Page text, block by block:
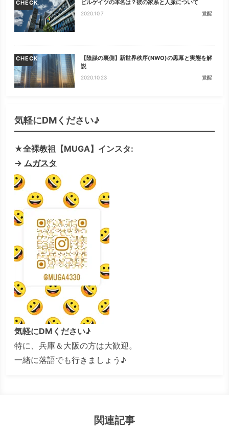
CHECK ビルゲイツの本名は？彼の家系と人脈について
2020.10.7 覚醒
CHECK
【陰謀の裏側】新世界秩序(NWO)の黒幕と実態を解
説
2020.10.23 覚醒
気軽にDMください♪
★全裸教祖【MUGA】インスタ:
→ ムガスタ
気軽にDMください♪
特に、兵庫＆大阪の方は大歓迎。
一緒に落語でも行きましょう♪
関連記事